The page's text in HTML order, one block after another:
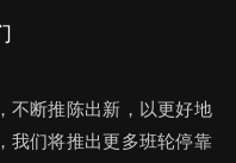
不断推陈出新，以更好地
我们将推出更多班轮停靠